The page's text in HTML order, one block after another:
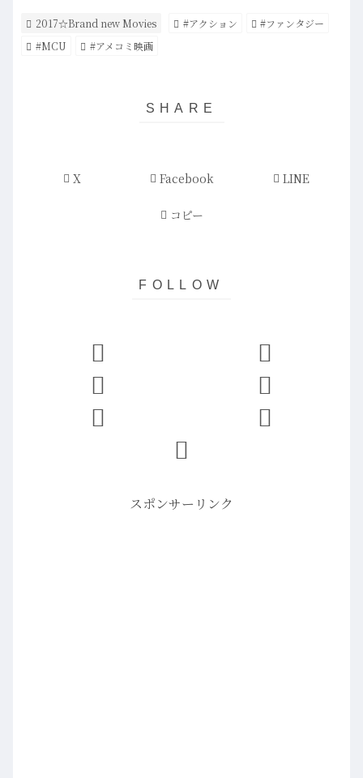
2017☆Brand new Movies #アクション
#ファンタジー
#MCU
#アメコミ映画
X Facebook LINE
コピー
スポンサーリンク